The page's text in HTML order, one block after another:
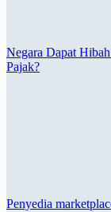
Negara Dapat
Pajak?
Penyedia